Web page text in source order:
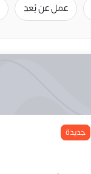
عمل عن بُعد
جديدة